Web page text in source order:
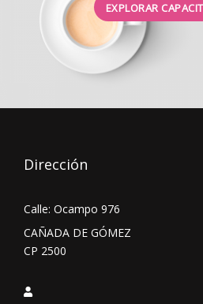
EXPLORAR
Dirección
Calle: Ocampo 976
CAÑADA DE GÓMEZ
CP 2500